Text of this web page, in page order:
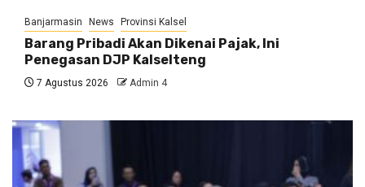
Banjarmasin News Provinsi Kalsel
Barang Pribadi Akan Dikenai Pajak, Ini
Penegasan DJP Kalselteng
7 Agustus 2026 Admin 4